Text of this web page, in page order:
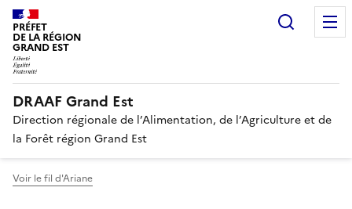
PRÉFET
DE LA RÉGION
GRAND EST
DRAAF Grand Est
Direction régionale de l’Alimentation, de l’Agriculture et de
la Forêt région Grand Est
Voir le fil d'Ariane